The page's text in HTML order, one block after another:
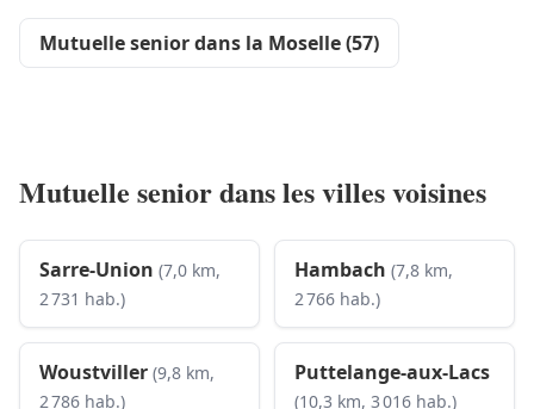
Mutuelle senior dans la Moselle (57)
Mutuelle senior dans les villes voisines
Sarre-Union (7,0 km,
2 731 hab.)
Hambach (7,8 km,
2 766 hab.)
Woustviller (9,8 km,
2 786 hab.)
Puttelange-aux-Lacs
(10,3 km, 3 016 hab.)